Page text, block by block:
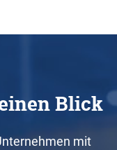
Blick
mit